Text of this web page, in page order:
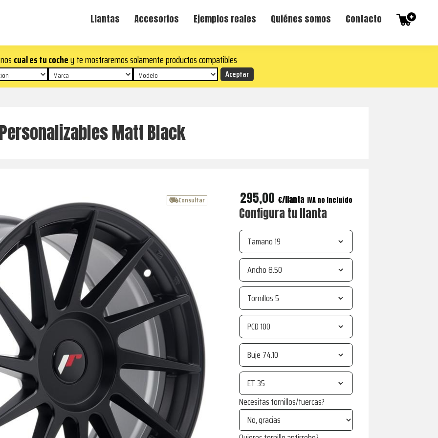
Llantas Accesorios Ejemplos reales Quiénes somos Contacto
cual es tu cochey te mostraremos solamente productos compatibles
Matt Black
Consultar 295,00 € IVA no incluído
Configura tu llanta
Tamano
Ancho
Tornillos
PCD
Buje
ET
Necesitas tornillos/tuercas?